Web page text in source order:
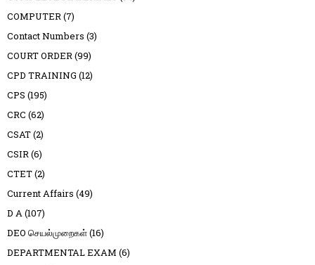
COMPUTER(7)
Contact Numbers (3)
COURT ORDER(99)
CPD TRAINING (12)
CPS (195)
CRC (62)
CSAT(2)
CSIR(6)
CTET(2)
Current Affairs (49)
D A(107)
DEO செயல்முறைகள்(16)
DEPARTMENTAL EXAM (6)